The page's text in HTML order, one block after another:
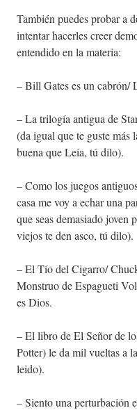
También puedes probar a
intentar hacerles creer
entendido en la materia:
– Bill Gates es un cabrón/
– La trilogía antigua de
(da igual que te guste más
buena que Leia, tú dilo).
– Como los juegos
casa me voy a echar una
que seas demasiado joven
viejos te den asco, tú dilo).
– El Tío del Cigarro/
Monstruo de Espagueti
es Dios.
– El libro de El Señor de
Potter) le da mil vueltas a
leido).
– Siento una perturbación